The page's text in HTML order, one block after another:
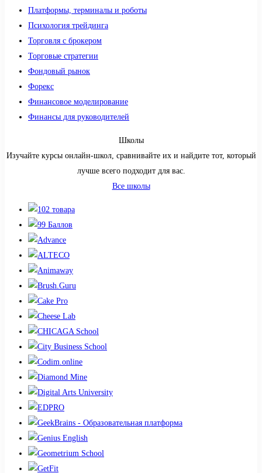
Платформы, терминалы и роботы
Психология трейдинга
Торговля с брокером
Торговые стратегии
Фондовый рынок
Форекс
Финансовое моделирование
Финансы для руководителей
Школы
Изучайте курсы онлайн-школ, сравнивайте их и найдите тот, который
лучше всего подходит для вас.
Все школы